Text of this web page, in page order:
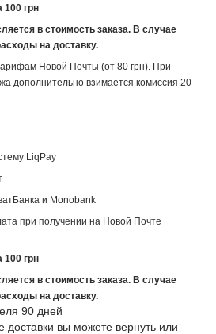
грн
в стоимость заказа. В случае
на доставку.
Новой Почты (от 80 грн). При
дополнительно взимается комиссия 20
LiqPay
и Monobank
при получении на Новой Почте
грн
в стоимость заказа. В случае
на доставку.
90 дней
доставки вы можете вернуть или